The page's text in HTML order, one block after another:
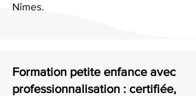
Nîmes.
Formation petite enfance avec
professionnalisation : certifiée,